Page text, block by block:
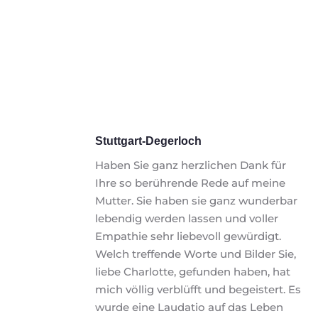
Stuttgart-Degerloch
Haben Sie ganz herzlichen Dank für
Ihre so berührende Rede auf meine
Mutter. Sie haben sie ganz wunderbar
lebendig werden lassen und voller
Empathie sehr liebevoll gewürdigt.
Welch treffende Worte und Bilder Sie,
liebe Charlotte, gefunden haben, hat
mich völlig verblüfft und begeistert. Es
wurde eine Laudatio auf das Leben